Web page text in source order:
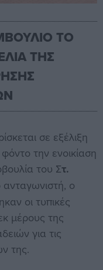
ΤΟ
ΤΗΣ
σε εξέλιξη
την ενοικίαση
του Στ.
ο
οι τυπικές
μέρους της
για τις
της.